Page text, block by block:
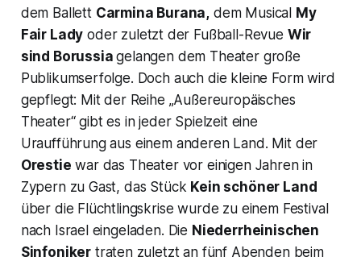
dem Ballett Carmina Burana, dem Musical My
Fair Lady oder zuletzt der Fußball-Revue Wir
sind Borussia gelangen dem Theater große
Publikumserfolge. Doch auch die kleine Form wird
gepflegt: Mit der Reihe „Außereuropäisches
Theater“ gibt es in jeder Spielzeit eine
Uraufführung aus einem anderen Land. Mit der
Orestie war das Theater vor einigen Jahren in
Zypern zu Gast, das Stück Kein schöner Land
über die Flüchtlingskrise wurde zu einem Festival
nach Israel eingeladen. Die Niederrheinischen
Sinfoniker traten zuletzt an fünf Abenden beim